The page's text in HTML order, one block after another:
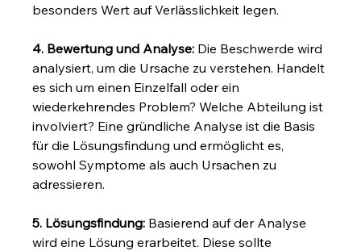
besonders Wert auf Verlässlichkeit legen.
4. Bewertung und Analyse: Die Beschwerde wird
analysiert, um die Ursache zu verstehen. Handelt
es sich um einen Einzelfall oder ein
wiederkehrendes Problem? Welche Abteilung ist
involviert? Eine gründliche Analyse ist die Basis
für die Lösungsfindung und ermöglicht es,
sowohl Symptome als auch Ursachen zu
adressieren.
5. Lösungsfindung: Basierend auf der Analyse
wird eine Lösung erarbeitet. Diese sollte